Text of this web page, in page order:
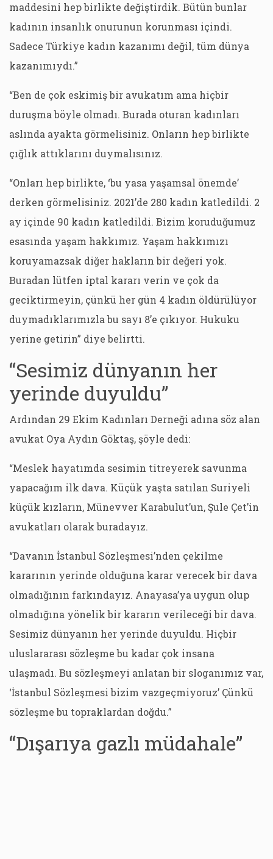
maddesini hep birlikte değiştirdik. Bütün bunlar
kadının insanlık onurunun korunması içindi.
Sadece Türkiye kadın kazanımı değil, tüm dünya
kazanımıydı.”
“Ben de çok eskimiş bir avukatım ama hiçbir
duruşma böyle olmadı. Burada oturan kadınları
aslında ayakta görmelisiniz. Onların hep birlikte
çığlık attıklarını duymalısınız.
“Onları hep birlikte, ‘bu yasa yaşamsal önemde’
derken görmelisiniz. 2021’de 280 kadın katledildi. 2
ay içinde 90 kadın katledildi. Bizim koruduğumuz
esasında yaşam hakkımız. Yaşam hakkımızı
koruyamazsak diğer hakların bir değeri yok.
Buradan lütfen iptal kararı verin ve çok da
geciktirmeyin, çünkü her gün 4 kadın öldürülüyor
duymadıklarımızla bu sayı 8’e çıkıyor. Hukuku
yerine getirin” diye belirtti.
“Sesimiz dünyanın her
yerinde duyuldu”
Ardından 29 Ekim Kadınları Derneği adına söz alan
avukat Oya Aydın Göktaş, şöyle dedi:
“Meslek hayatımda sesimin titreyerek savunma
yapacağım ilk dava. Küçük yaşta satılan Suriyeli
küçük kızların, Münevver Karabulut’un, Şule Çet’in
avukatları olarak buradayız.
“Davanın İstanbul Sözleşmesi’nden çekilme
kararının yerinde olduğuna karar verecek bir dava
olmadığının farkındayız. Anayasa’ya uygun olup
olmadığına yönelik bir kararın verileceği bir dava.
Sesimiz dünyanın her yerinde duyuldu. Hiçbir
uluslararası sözleşme bu kadar çok insana
ulaşmadı. Bu sözleşmeyi anlatan bir sloganımız var,
‘İstanbul Sözleşmesi bizim vazgeçmiyoruz’ Çünkü
sözleşme bu topraklardan doğdu.”
“Dışarıya gazlı müdahale”